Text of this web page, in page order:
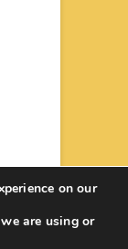
on our
are using or